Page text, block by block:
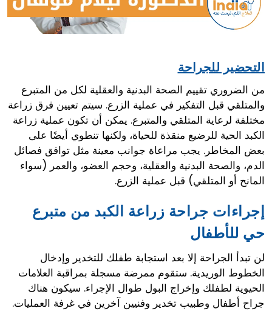
التحضير للجراحة
من الضروري تقييم الصحة البدنية والعقلية لكل من المتبرع
والمتلقي قبل التفكير في عملية الزرع. سيتم تعيين فرق زراعة
مختلفة لرعاية المتلقي والمتبرع. يمكن أن تكون عملية زراعة
الكبد الحية للرضيع منقذة للحياة، ولكنها تنطوي أيضًا على
بعض المخاطر. يجب مراعاة جوانب معينة مثل توافق فصائل
الدم، والصحة البدنية والعقلية، وحجم العضو، والعمر (سواء
المانح أو المتلقي) قبل عملية الزرع.
إجراءات جراحة زراعة الكبد من متبرع
حي للأطفال
لن تبدأ الجراحة إلا بعد استجابة طفلك للتخدير وإدخال
الخطوط الوريدية. ستقوم ممرضة مسجلة بمراقبة العلامات
الحيوية لطفلك وإخراج البول طوال الإجراء. سيكون هناك
جراح أطفال وطبيب تخدير وفنيين آخرين في غرفة العمليات.